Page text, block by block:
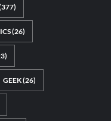
(26)
GEEK(26)